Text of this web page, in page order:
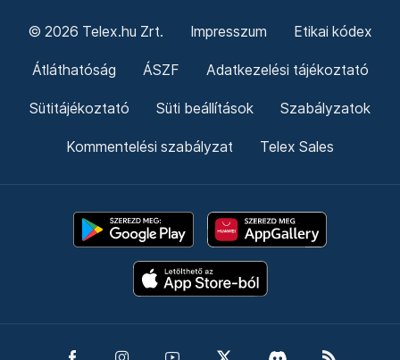
© 2026 Telex.hu Zrt. Impresszum Etikai kódex
Átláthatóság ÁSZF Adatkezelési tájékoztató
Sütitájékoztató Süti beállítások Szabályzatok
Kommentelési szabályzat Telex Sales